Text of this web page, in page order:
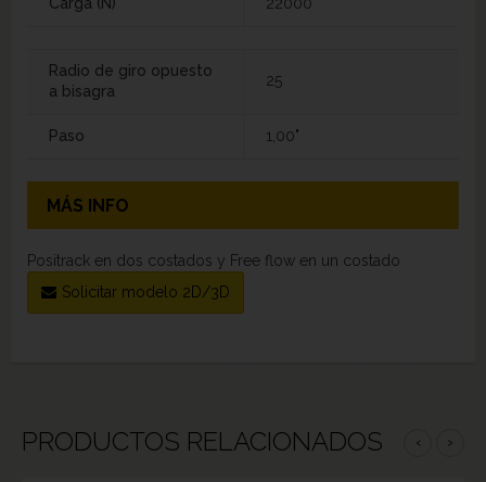
Radio de giro opuesto
a bisagra
25
Paso 1,00"
MÁS INFO
Positrack en dos costados y Free flow en un costado
Solicitar modelo 2D/3D
PRODUCTOS RELACIONADOS ‹ ›